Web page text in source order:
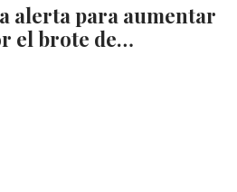
alerta para aumentar
el brote de…